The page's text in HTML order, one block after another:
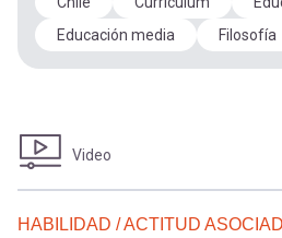
Educación media
Filosofía
Video
HABILIDAD / ACTITUD